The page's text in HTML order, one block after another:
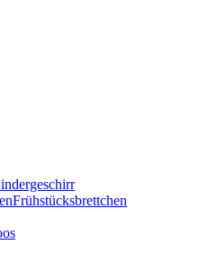
Frühstücksbrettchen